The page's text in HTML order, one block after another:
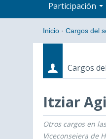
Participación
Inicio · Cargos del
Cargos
Itziar
CargosFecha
Otros cargos en
Viceconsejera de